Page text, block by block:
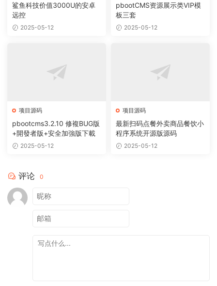
鲨鱼科技价值3000U的安卓
远控
2025-05-12
pbootCMS资源展示类VIP模
板三套
2025-05-12
项目源码
pbootcms3.2.10 修複BUG版
+開發者版+安全加強版下載
2025-05-12
项目源码
最新扫码点餐外卖商品餐饮小
程序系统开源版源码
2025-05-12
评论 0